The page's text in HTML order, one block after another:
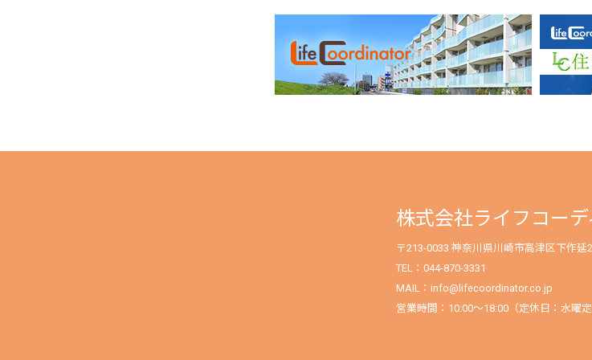
株式会社ライフコー
〒213-0033 神奈川県川崎市高津区下作延
TEL：044-870-3331
MAIL：info@lifecoordinator.co.jp
営業時間：10:00〜18:00（定休日：水曜定